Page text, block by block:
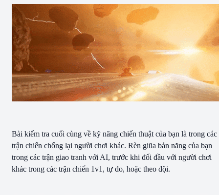
Bài kiểm tra cuối cùng về kỹ năng chiến thuật của bạn là trong các
trận chiến chống lại người chơi khác. Rèn giũa bản năng của bạn
trong các trận giao tranh với AI, trước khi đối đầu với người chơi
khác trong các trận chiến 1v1, tự do, hoặc theo đội.